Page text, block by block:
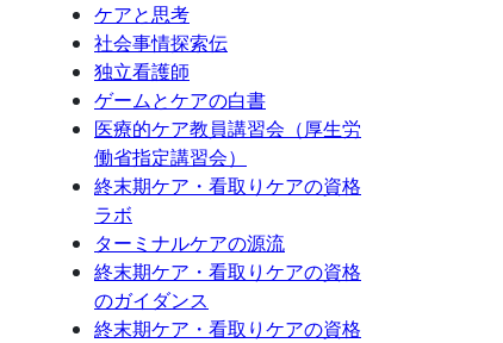
ケアと思考
社会事情探索伝
独立看護師
ゲームとケアの白書
医療的ケア教員講習会（厚生労
働省指定講習会）
終末期ケア・看取りケアの資格
ラボ
ターミナルケアの源流
終末期ケア・看取りケアの資格
のガイダンス
終末期ケア・看取りケアの資格